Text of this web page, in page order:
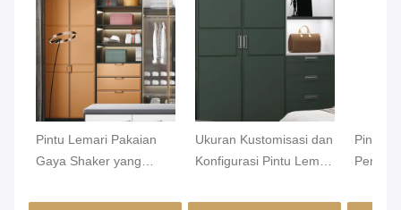
Pintu Lemari Pakaian
Gaya Shaker yang
Mjmhd CYLD-010 -
Ukuran Kustomisasi dan
Konfigurasi Pintu Lemari
Menampilkan Tipe
Pintu